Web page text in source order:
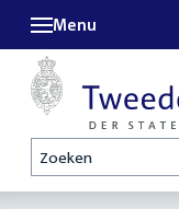
Zoeken
Menu